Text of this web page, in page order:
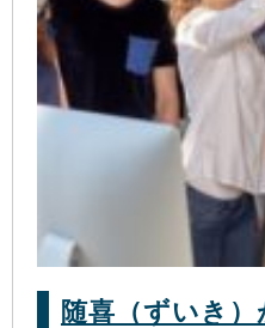
随喜（ずいき